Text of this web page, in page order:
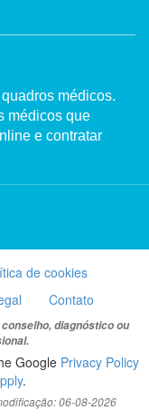
médicos.
médicos que
e contratar
de cookies
Contato
diagnóstico ou
Google Privacy Policy
.
06-08-2026